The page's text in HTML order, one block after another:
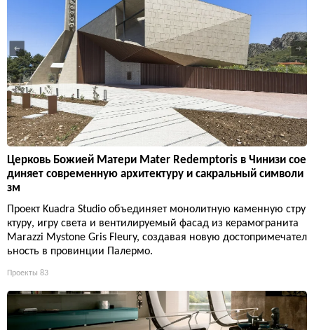
Церковь Божией Матери Mater Redemptoris в Чинизи сое
диняет современную архитектуру и сакральный символи
зм
Проект Kuadra Studio объединяет монолитную каменную стру
ктуру, игру света и вентилируемый фасад из керамогранита
Marazzi Mystone Gris Fleury, создавая новую достопримечател
ьность в провинции Палермо.
Проекты 83